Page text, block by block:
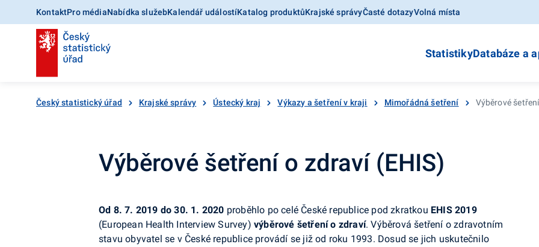
KontaktPro médiaNabídka služebKalendář událostíKatalog produktůKrajské správyČasté dotazyVolná místa
StatistikyDatabáze a
Český statistický úřad Krajské správy Ústecký kraj Výkazy a šetření v kraji Mimořádná šetření Výběrové
Výběrové šetření o zdraví (EHIS)
Od 8. 7. 2019 do 30. 1. 2020 proběhlo po celé České republice pod zkratkou EHIS 2019
(European Health Interview Survey) výběrové šetření o zdraví. Výběrová šetření o zdravotním
stavu obyvatel se v České republice provádí se již od roku 1993. Dosud se jich uskutečnilo